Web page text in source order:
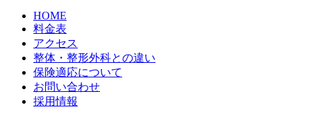
HOME
料金表
アクセス
整体・整形外科との違い
保険適応について
お問い合わせ
採用情報